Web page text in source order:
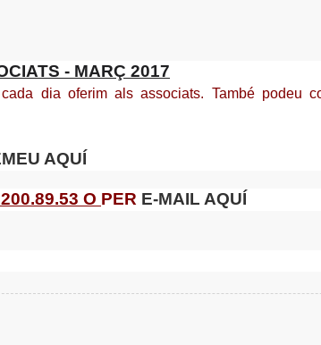
- MARÇ 2017
dia oferim als associats. També podeu
AQUÍ
O PER E-MAIL AQUÍ